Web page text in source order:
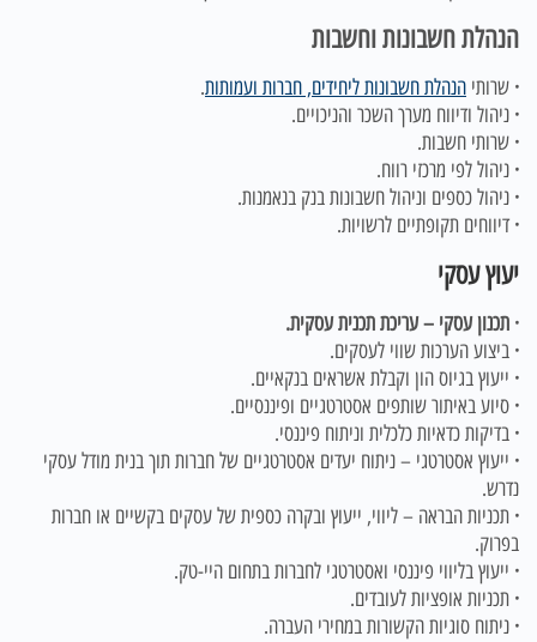
הנהלת חשבונות וחשבות
· שרותי הנהלת חשבונות ליחידים, חברות ועמותות.
· ניהול ודיווח מערך השכר והניכויים.
· שרותי חשבות.
· ניהול לפי מרכזי רווח.
· ניהול כספים וניהול חשבונות בנק בנאמנות.
·דיווחים תקופתיים לרשויות.
יעוץ עסקי
· תכנון עסקי – עריכת תכנית עסקית.
· ביצוע הערכות שווי לעסקים.
· ייעוץ בגיוס הון וקבלת אשראים בנקאיים.
· סיוע באיתור שותפים אסטרטגיים ופיננסיים.
· בדיקות כדאיות כלכלית וניתוח פיננסי.
· ייעוץ אסטרטגי – ניתוח יעדים אסטרטגיים של חברות תוך בנית מודל עסקי
נדרש.
· תכניות הבראה – ליווי, ייעוץ ובקרה כספית של עסקים בקשיים או חברות
בפרוק.
· ייעוץ בליווי פיננסי ואסטרטגי לחברות בתחום היי-טק.
· תכניות אופציות לעובדים.
· ניתוח סוגיות הקשורות במחירי העברה.